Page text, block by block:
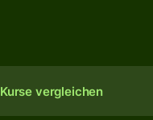
Kurse vergleichen